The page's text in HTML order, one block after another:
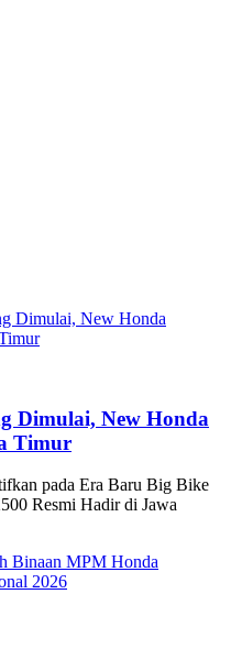
Dimulai, New Honda
Timur
pada Era Baru Big Bike
Resmi Hadir di Jawa